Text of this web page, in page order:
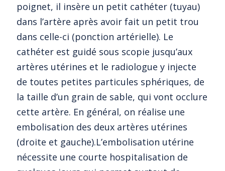
poignet, il insère un petit cathéter (tuyau)
dans l’artère après avoir fait un petit trou
dans celle-ci (ponction artérielle). Le
cathéter est guidé sous scopie jusqu’aux
artères utérines et le radiologue y injecte
de toutes petites particules sphériques, de
la taille d’un grain de sable, qui vont occlure
cette artère. En général, on réalise une
embolisation des deux artères utérines
(droite et gauche).L’embolisation utérine
nécessite une courte hospitalisation de